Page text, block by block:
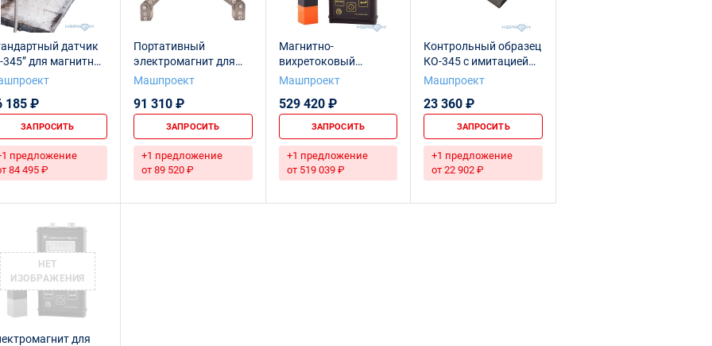
датчик
345” для магнитно-
345
185 ₽
ЗАПРОСИТЬ
предложение
84 495 ₽
Портативный
электромагнит для
магнитопорошковой
ЭМА-100
Машпроект
91 310 ₽
ЗАПРОСИТЬ
+1 предложение
от 89 520 ₽
Магнитно-
вихретоковый
дефектоскоп ВИД-345
Машпроект
529 420 ₽
ЗАПРОСИТЬ
+1 предложение
от 519 039 ₽
Контрольный образец
КО-345 с имитацией
трещины
Машпроект
23 360 ₽
ЗАПРОСИТЬ
+1 предложение
от 22 902 ₽
НЕТ
ИЗОБРАЖЕНИЯ
для